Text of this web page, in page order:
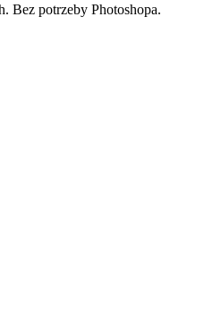
Bez potrzeby Photoshopa.